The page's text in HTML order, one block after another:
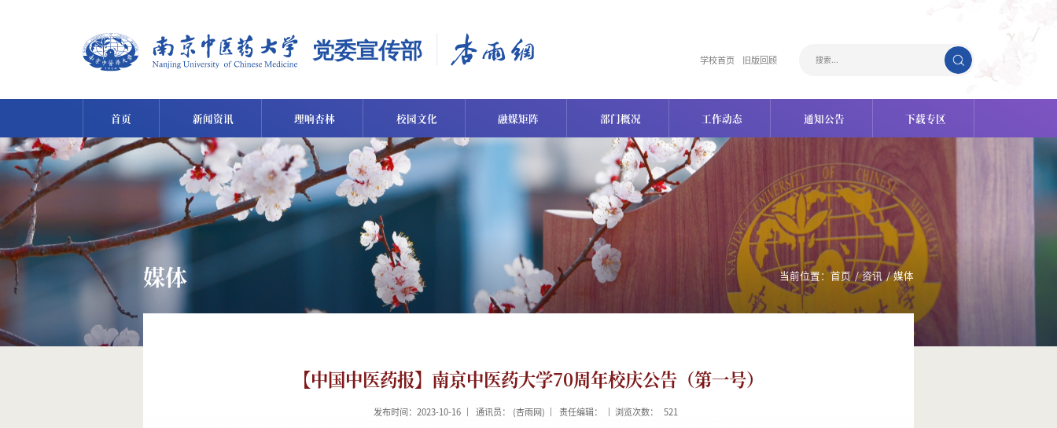
学校首页 旧版回顾
首页 新闻资讯 理响杏林 校园文化 融媒矩阵 部门概况 工作动态 通知公告 下载专区
当前位置：首页 / 资讯 / 媒体
媒体
【中国中医药报】南京中医药大学70周年校庆公告（第一号）
发布时间：2023-10-16 通讯员： (杏雨网) 责任编辑： 浏览次数： 521